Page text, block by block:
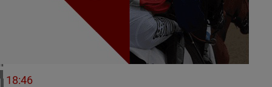
VERENIGD KONINKRIJK
IERLAND
1 meeting(s)
18:46